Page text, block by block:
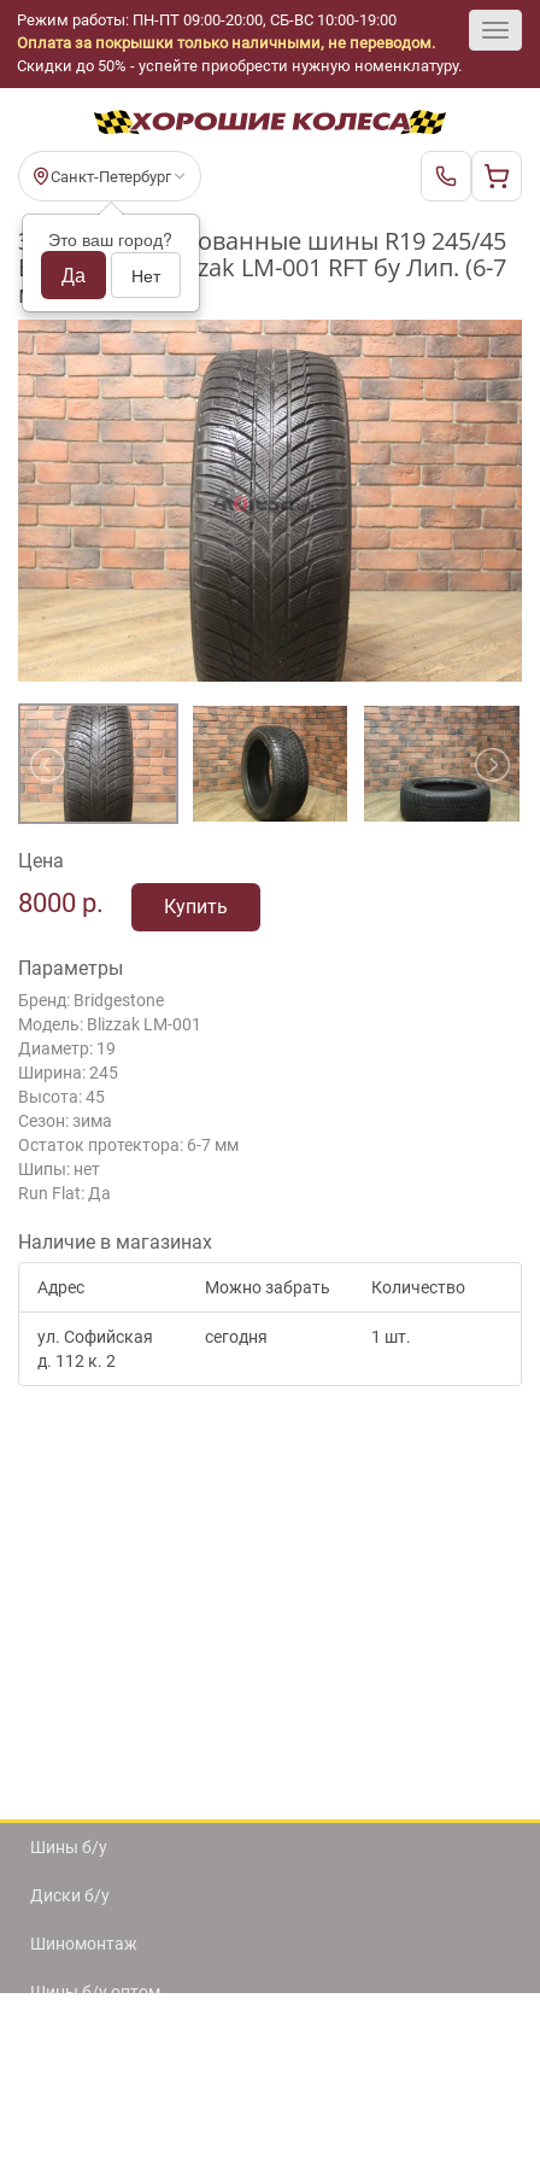
Режим работы: ПН-ПТ 09:00-20:00, СБ-ВС 10:00-19:00
Оплата за покрышки только наличными, не переводом.
Скидки до 50% - успейте приобрести нужную номенклатуру.
Санкт-Петербург
Это ваш город?
Да Нет
Зимние нешипованные шины R19 245/45
Bridgestone Blizzak LM-001 RFT бу Лип. (6-7
мм.)
Цена
8000 р. Купить
Параметры
Бренд: Bridgestone
Модель: Blizzak LM-001
Диаметр: 19
Ширина: 245
Высота: 45
Сезон: зима
Остаток протектора: 6-7 мм
Шипы: нет
Run Flat: Да
Наличие в магазинах
Адрес Можно забрать Количество
ул. Софийская
д. 112 к. 2
сегодня 1 шт.
Шины б/у
Диски б/у
Шиномонтаж
Шины б/у оптом